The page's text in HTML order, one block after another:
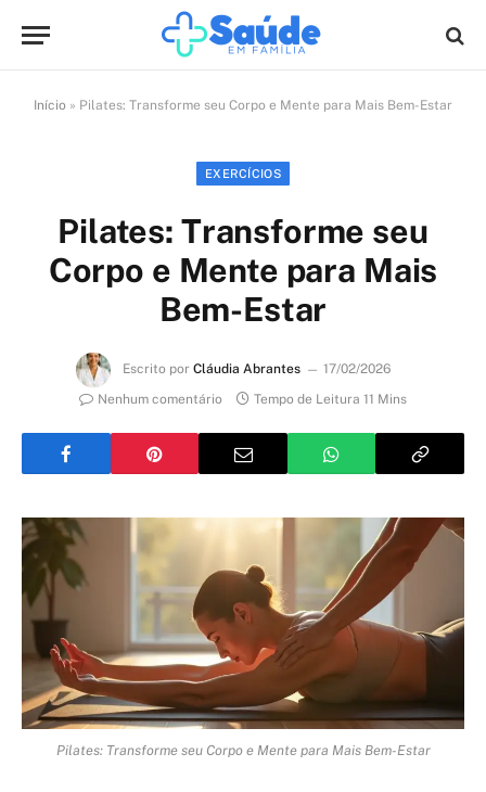
Início » Pilates: Transforme seu Corpo e Mente para Mais Bem-Estar
EXERCÍCIOS
Pilates: Transforme seu
Corpo e Mente para Mais
Bem-Estar
Escrito por Cláudia Abrantes
17/02/2026
Nenhum comentário
Tempo de Leitura 11 Mins
Pilates: Transforme seu Corpo e Mente para Mais Bem-Estar